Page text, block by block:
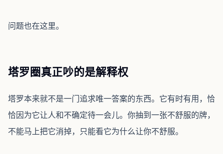
问题也在这里。
塔罗圈真正吵的是解释权
塔罗本来就不是一门追求唯一答案的东西。它有时有用，恰
恰因为它让人和不确定待一会儿。你抽到一张不舒服的牌，
不能马上把它消掉，只能看它为什么让你不舒服。